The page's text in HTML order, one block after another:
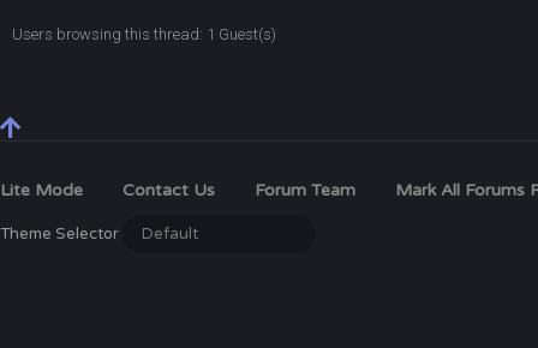
Users browsing this thread: 1 Guest(s)
Lite Mode Contact Us Forum Team Mark All Forums
Theme Selector